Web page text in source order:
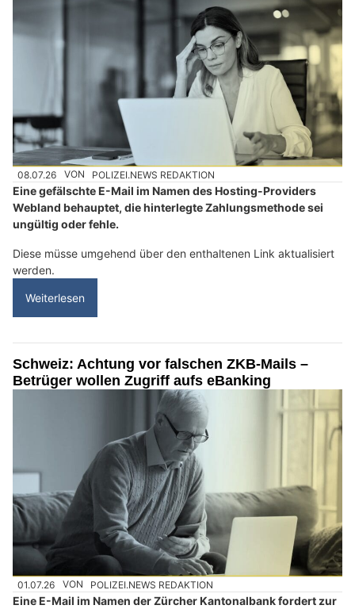
08.07.26 VON POLIZEI.NEWS REDAKTION
Eine gefälschte E-Mail im Namen des Hosting-Providers
Webland behauptet, die hinterlegte Zahlungsmethode sei
ungültig oder fehle.
Diese müsse umgehend über den enthaltenen Link aktualisiert
werden.
Weiterlesen
Schweiz: Achtung vor falschen ZKB-Mails –
Betrüger wollen Zugriff aufs eBanking
01.07.26 VON POLIZEI.NEWS REDAKTION
Eine E-Mail im Namen der Zürcher Kantonalbank fordert zur